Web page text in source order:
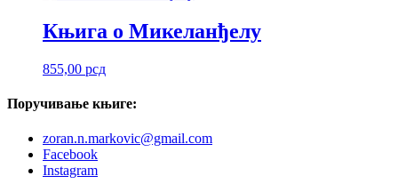
Књига о Микеланђелу
855,00 рсд
Поручивање књиге:
zoran.n.markovic@gmail.com
Facebook
Instagram